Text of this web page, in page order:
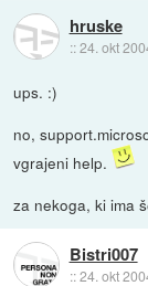
hruske
::24. okt
ups. :)
no,
vgrajeni help.
za nekoga, ki ima
Bistri007
::24. okt